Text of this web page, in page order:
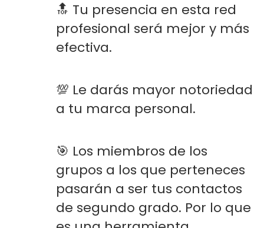
🔝 Tu presencia en esta red
profesional será mejor y más
efectiva.
💯 Le darás mayor notoriedad
a tu marca personal.
🎯 Los miembros de los
grupos a los que perteneces
pasarán a ser tus contactos
de segundo grado. Por lo que